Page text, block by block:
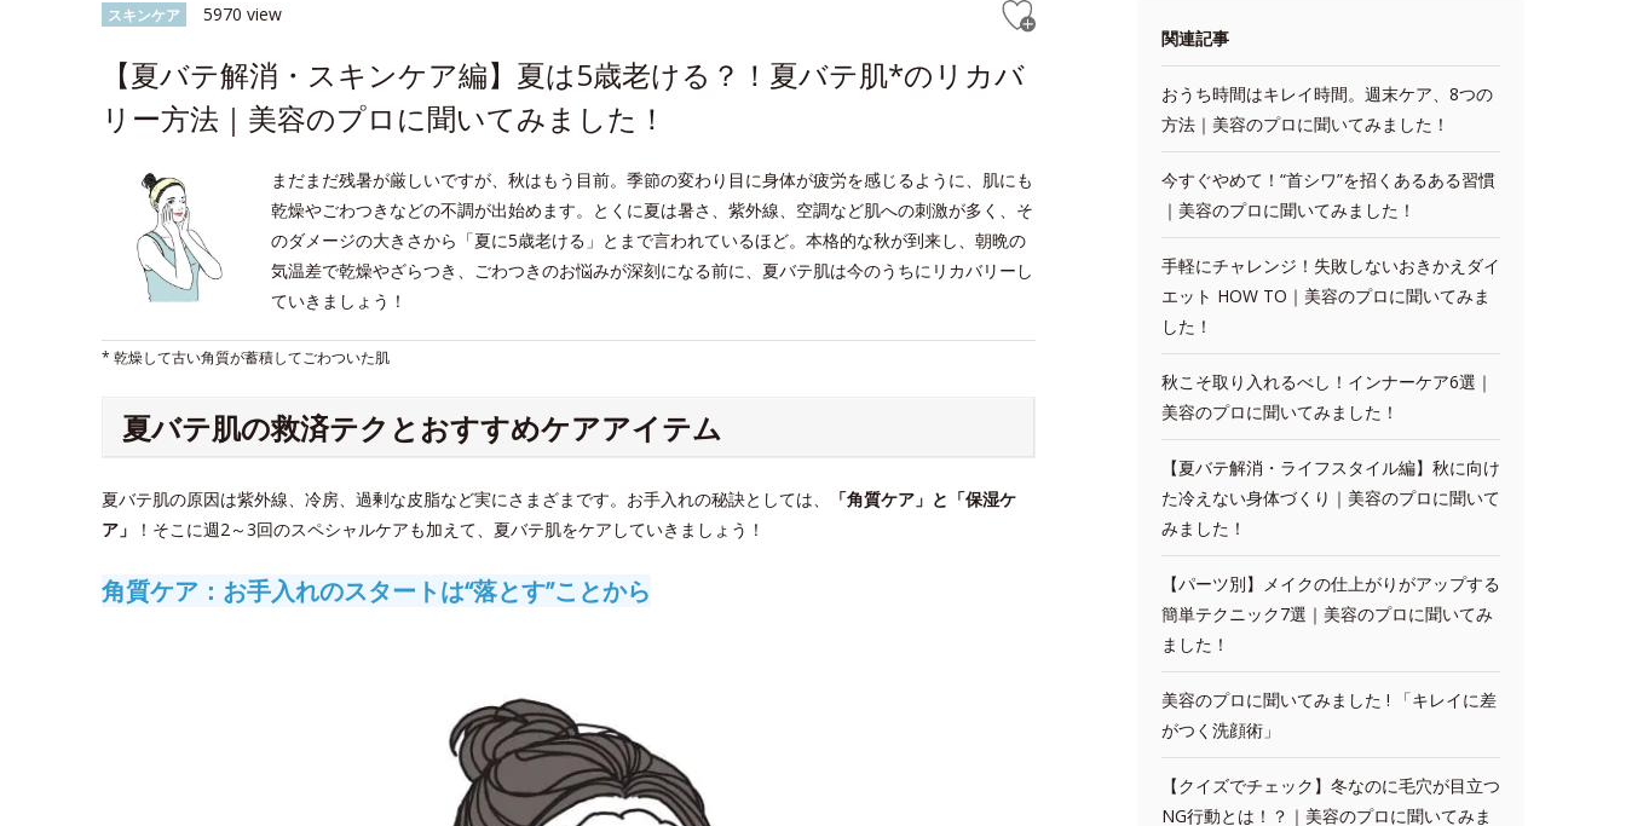
スキンケア 5970 view
【夏バテ解消・スキンケア編】夏は5歳老ける？！夏バテ肌*のリカバ
リー方法｜美容のプロに聞いてみました！
まだまだ残暑が厳しいですが、秋はもう目前。季節の変わり目に身体が疲労を感じるように、肌にも
乾燥やごわつきなどの不調が出始めます。とくに夏は暑さ、紫外線、空調など肌への刺激が多く、そ
のダメージの大きさから「夏に5歳老ける」とまで言われているほど。本格的な秋が到来し、朝晩の
気温差で乾燥やざらつき、ごわつきのお悩みが深刻になる前に、夏バテ肌は今のうちにリカバリーし
ていきましょう！
* 乾燥して古い角質が蓄積してごわついた肌
夏バテ肌の救済テクとおすすめケアアイテム
夏バテ肌の原因は紫外線、冷房、過剰な皮脂など実にさまざまです。お手入れの秘訣としては、
「角質ケア」と「保湿ケ
ア」
！そこに週2～3回のスペシャルケアも加えて、夏バテ肌をケアしていきましょう！
角質ケア：お手入れのスタートは“落とす”ことから
関連記事
おうち時間はキレイ時間。週末ケア、8つの
方法｜美容のプロに聞いてみました！
今すぐやめて！“首シワ”を招くあるある習慣
｜美容のプロに聞いてみました！
手軽にチャレンジ！失敗しないおきかえダイ
エット HOW TO｜美容のプロに聞いてみま
した！
秋こそ取り入れるべし！インナーケア6選｜
美容のプロに聞いてみました！
【夏バテ解消・ライフスタイル編】秋に向け
た冷えない身体づくり｜美容のプロに聞いて
みました！
【パーツ別】メイクの仕上がりがアップする
簡単テクニック7選｜美容のプロに聞いてみ
ました！
美容のプロに聞いてみました ! 「キレイに差
がつく洗顔術」
【クイズでチェック】冬なのに毛穴が目立つ
NG行動とは！？｜美容のプロに聞いてみま